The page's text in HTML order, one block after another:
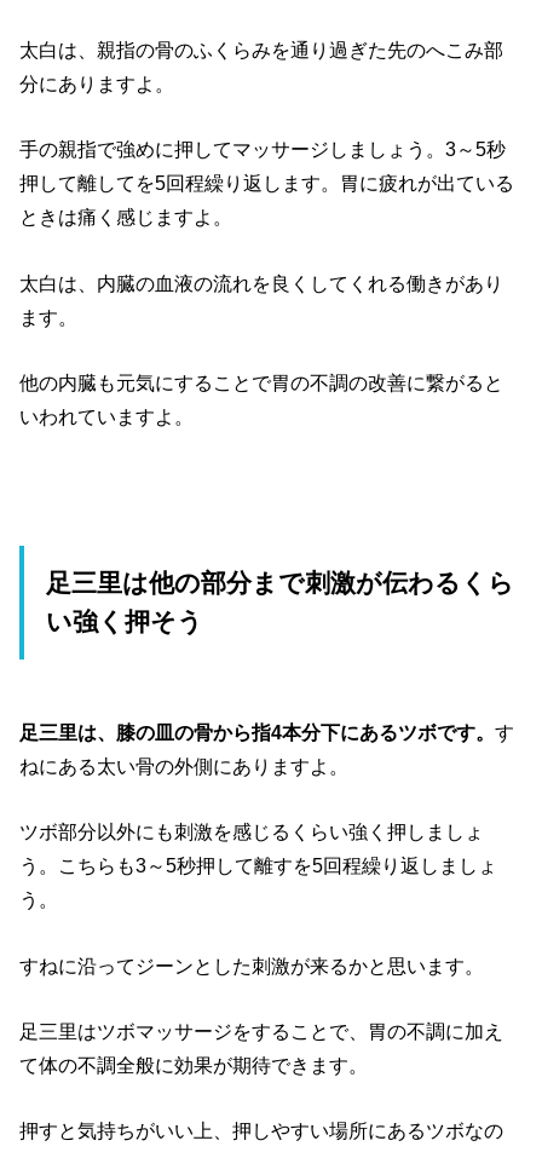
太白は、親指の骨のふくらみを通り過ぎた先のへこみ部
分にありますよ。
手の親指で強めに押してマッサージしましょう。3～5秒
押して離してを5回程繰り返します。胃に疲れが出ている
ときは痛く感じますよ。
太白は、内臓の血液の流れを良くしてくれる働きがあり
ます。
他の内臓も元気にすることで胃の不調の改善に繋がると
いわれていますよ。
足三里は他の部分まで刺激が伝わるくら
い強く押そう
足三里は、膝の皿の骨から指4本分下にあるツボです。す
ねにある太い骨の外側にありますよ。
ツボ部分以外にも刺激を感じるくらい強く押しましょ
う。こちらも3～5秒押して離すを5回程繰り返しましょ
う。
すねに沿ってジーンとした刺激が来るかと思います。
足三里はツボマッサージをすることで、胃の不調に加え
て体の不調全般に効果が期待できます。
押すと気持ちがいい上、押しやすい場所にあるツボなの